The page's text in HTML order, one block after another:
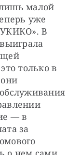
малой
уже
В
только в
— в
за